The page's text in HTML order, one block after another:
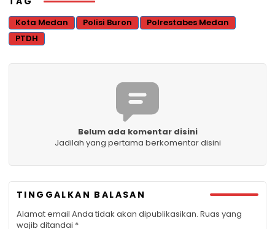
Kota Medan Polisi Buron
Polrestabes Medan
PTDH
Belum ada komentar disini
Jadilah yang pertama berkomentar disini
TINGGALKAN BALASAN
Alamat email Anda tidak akan dipublikasikan. Ruas yang
wajib ditandai *